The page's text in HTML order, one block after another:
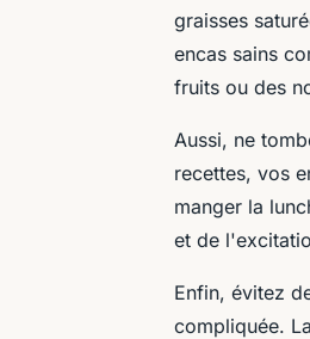
graisses
encas sains
fruits ou des
Aussi, ne
recettes, vos
manger la
et de
Enfin, évitez
compliquée.